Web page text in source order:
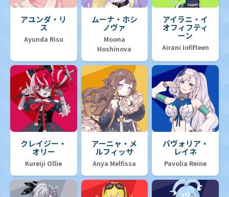
アユンダ・リ
ス
Ayunda Risu
ムーナ・ホシ
ノヴァ
Moona
Hoshinova
アイラニ・イ
オフィフティ
ーン
Airani Iofifteen
クレイジー・
オリー
Kureiji Ollie
アーニャ・メ
ルフィッサ
Anya Melfissa
パヴォリア・
レイネ
Pavolia Reine